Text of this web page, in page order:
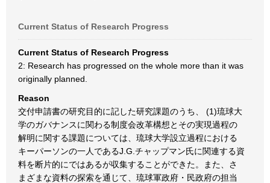
Current Status of Research Progress
Current Status of Research Progress
2: Research has progressed on the whole more than it was
originally planned.
Reason
交付申請書の研究目的に記した研究課題のうち、 (1)琉球大
学のガバナンスに関わる制度会改革構想とその実現過程の
解明に関する課題については、琉球大学設立過程における
キーパーソンの一人であるJ.G.チャップマン氏に関連する資
料を断片的にではあるが収集することができた。また、さ
まざまな資料の探索を通じて、琉球軍政府・民政府の担当